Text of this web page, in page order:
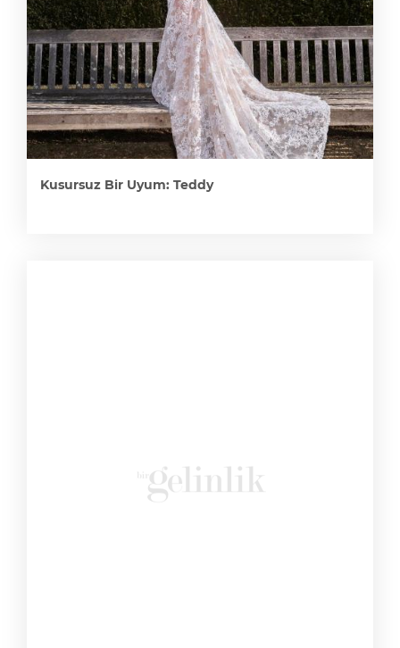
Kusursuz Bir Uyum: Teddy